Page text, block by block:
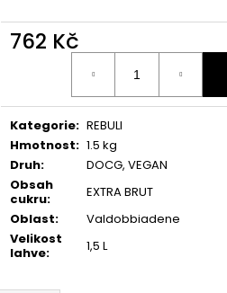
762 Kč
Kategorie: REBULI
Hmotnost: 1.5 kg
Druh: DOCG, VEGAN
Obsah
cukru:
EXTRA BRUT
Oblast:
Valdobbiadene
Velikost
lahve: 1,5 L